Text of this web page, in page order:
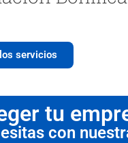
servicios
tu
con